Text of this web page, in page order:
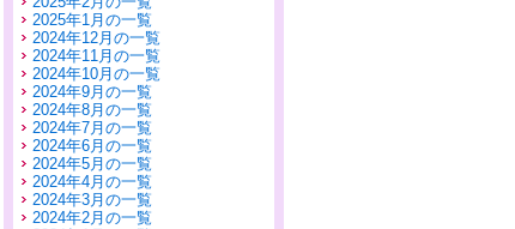
2025年1月の一覧
2024年12月の一覧
2024年11月の一覧
2024年10月の一覧
2024年9月の一覧
2024年8月の一覧
2024年7月の一覧
2024年6月の一覧
2024年5月の一覧
2024年4月の一覧
2024年3月の一覧
2024年2月の一覧